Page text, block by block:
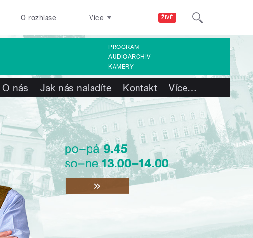
ŽIVĚ
O rozhlase Více
PROGRAM
AUDIOARCHIV
KAMERY
O nás Jak nás naladíte Kontakt Více…